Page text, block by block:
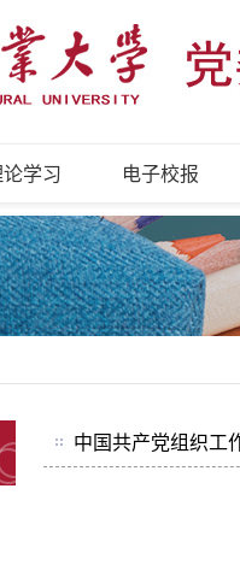
论学习 电子校报
中国共产党组织工